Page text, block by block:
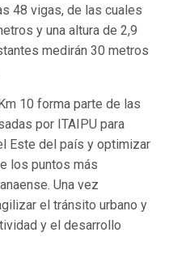
48 vigas, de las cuales
y una altura de 2,9
medirán 30 metros
10 forma parte de las
por ITAIPU para
Este del país y optimizar
los puntos más
Una vez
el tránsito urbano y
y el desarrollo